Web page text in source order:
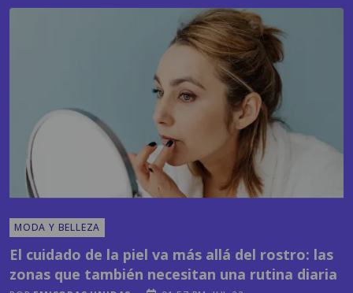
MODA Y BELLEZA
El cuidado de la piel va más allá del rostro: las
zonas que también necesitan una rutina diaria